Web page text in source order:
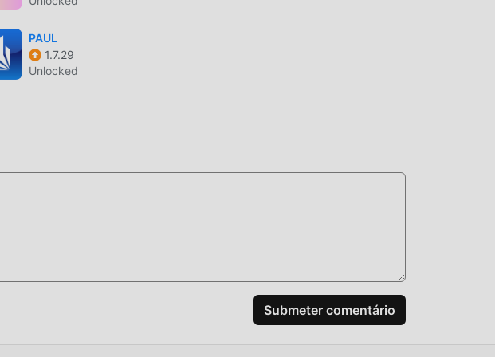
PAUL
1.7.29
Unlocked
Submeter comentário